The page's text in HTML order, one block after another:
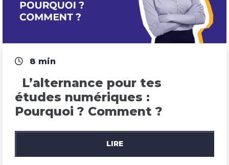
8 min
L’alternance pour tes
études numériques :
Pourquoi ? Comment ?
LIRE